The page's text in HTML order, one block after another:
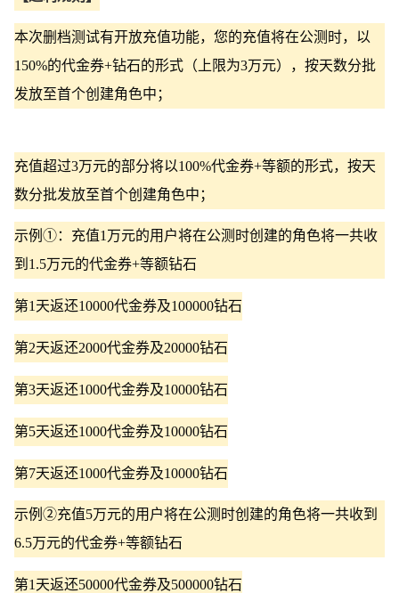
本次删档测试有开放充值功能，您的充值将在公测时，以
150%的代金券+钻石的形式（上限为3万元），按天数分批
发放至首个创建角色中；
充值超过3万元的部分将以100%代金券+等额的形式，按天
数分批发放至首个创建角色中；
示例①：充值1万元的用户将在公测时创建的角色将一共收
到1.5万元的代金券+等额钻石
第1天返还10000代金券及100000钻石
第2天返还2000代金券及20000钻石
第3天返还1000代金券及10000钻石
第5天返还1000代金券及10000钻石
第7天返还1000代金券及10000钻石
示例②充值5万元的用户将在公测时创建的角色将一共收到
6.5万元的代金券+等额钻石
第1天返还50000代金券及500000钻石